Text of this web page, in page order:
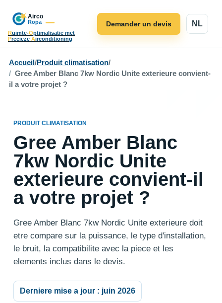
Ruimte-Optimalisatie met
Precieze Airconditioning
NL
Demander un devis
Accueil /Produit climatisation/
Gree Amber Blanc 7kw Nordic Unite exterieure convient-
il a votre projet ?
PRODUIT CLIMATISATION
Gree Amber Blanc
7kw Nordic Unite
exterieure convient-il
a votre projet ?
Gree Amber Blanc 7kw Nordic Unite exterieure doit
etre compare sur la puissance, le type d'installation,
le bruit, la compatibilite avec la piece et les
elements inclus dans le devis.
Derniere mise a jour : juin 2026